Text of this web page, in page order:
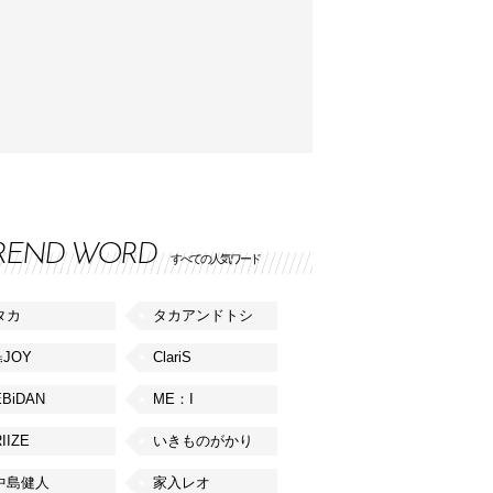
WORD すべての人気ワード
カ タカアンドトシ
ClariS
ME：I
いきものがかり
島健人 家入レオ